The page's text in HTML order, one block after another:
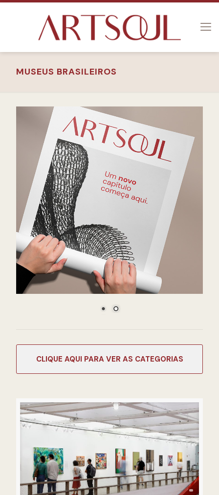
MUSEUS BRASILEIROS
CATEGORIAS